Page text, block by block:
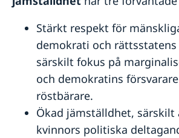
Stärkt respekt för
demokrati och rättsstatens
särskilt fokus på
och demokratins
röstbärare.
Ökad jämställdhet, särskilt
kvinnors politiska